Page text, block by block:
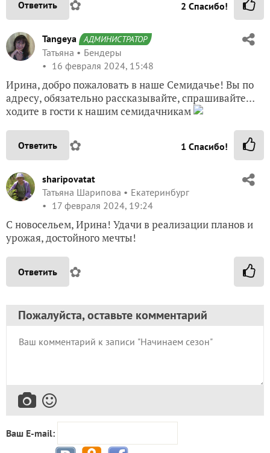
Ответить ✿ 2 Спасибо!
Tangeya АДМИНИСТРАТОР
Татьяна
Бендеры
16 февраля 2024, 15:48
Ирина, добро пожаловать в наше Семидачье! Вы по
адресу, обязательно рассказывайте, спрашивайте…
ходите в гости к нашим семидачникам
Ответить ✿ 1 Спасибо!
sharipovatat
Татьяна Шарипова
Екатеринбург
17 февраля 2024, 19:24
С новосельем, Ирина! Удачи в реализации планов и
урожая, достойного мечты!
Ответить ✿
Пожалуйста, оставьте комментарий
Ваш E-mail: